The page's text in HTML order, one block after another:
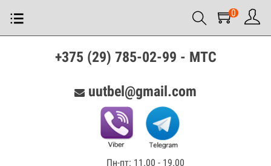
0
+375 (29) 785-02-99 - МТС
uutbel@gmail.com
Пн-пт: 11.00 - 19.00